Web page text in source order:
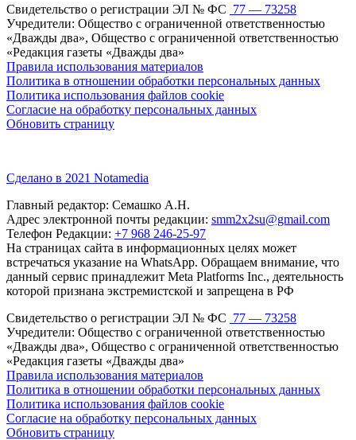
Свидетельство о регистрации ЭЛ № ФС 77 — 73258
Учредители: Общество с ограниченной ответственностью
«Дважды два», Общество с ограниченной ответственностью
«Редакция газеты «Дважды два»
Правила использования материалов
Политика в отношении обработки персональных данных
Политика использования файлов cookie
Согласие на обработку персональных данных
Обновить страницу
Сделано в 2021 Notamedia
Главный редактор: Семашко А.Н.
Адрес электронной почты редакции: smm2x2su@gmail.com
Телефон Редакции: +7 968 246-25-97
На страницах сайта в информационных целях может
встречаться указание на WhatsApp. Обращаем внимание, что
данный сервис принадлежит Meta Platforms Inc., деятельность
которой признана экстремистской и запрещена в РФ
Свидетельство о регистрации ЭЛ № ФС 77 — 73258
Учредители: Общество с ограниченной ответственностью
«Дважды два», Общество с ограниченной ответственностью
«Редакция газеты «Дважды два»
Правила использования материалов
Политика в отношении обработки персональных данных
Политика использования файлов cookie
Согласие на обработку персональных данных
Обновить страницу